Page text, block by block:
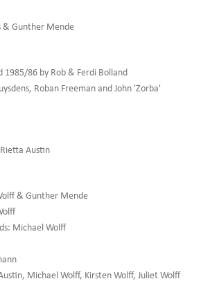
& Gunther Mende
1985/86 by Rob & Ferdi Bolland
Roban Freeman and John 'Zorba'
Austin
& Gunther Mende
Michael Wolff
Michael Wolff, Kirsten Wolff, Juliet Wolff